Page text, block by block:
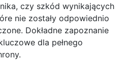
czy szkód wynikających
nie zostały odpowiednio
Dokładne zapoznanie
dla pełnego